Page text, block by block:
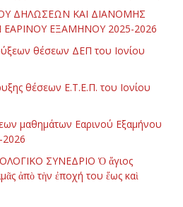
ΔΗΛΩΣΕΩΝ ΚΑΙ ΔΙΑΝΟΜΗΣ
ΕΞΑΜΗΝΟΥ 2025-2026
θέσεων ΔΕΠ του Ιονίου
θέσεων Ε.Τ.Ε.Π. του Ιονίου
μαθημάτων Εαρινού Εξαμήνου
ΣΥΝΕΔΡΙΟ Ὁ ἅγιος
ἀπὸ τὴν ἐποχή του ἕως καὶ